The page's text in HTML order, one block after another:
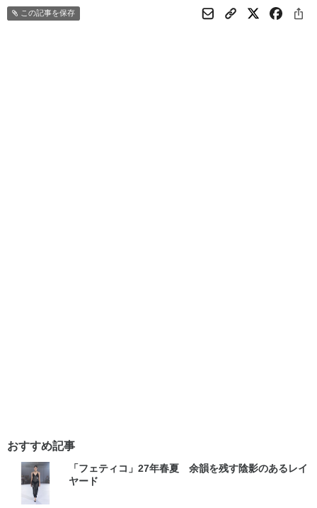
この記事を保存
おすすめ記事
「フェティコ」27年春夏 余韻を残す陰影のあるレイ
ヤード